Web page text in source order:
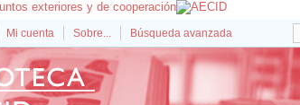
Mi cuenta Sobre... Búsqueda avanzada